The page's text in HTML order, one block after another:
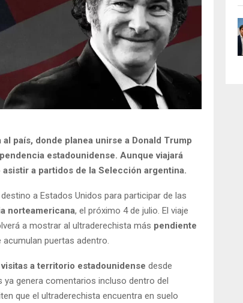
país, donde planea unirse a Donald Trump
estadounidense. Aunque viajará
a partidos de la Selección argentina.
a Estados Unidos para participar de las
norteamericana, el próximo 4 de julio. El viaje
a mostrar al ultraderechista más pendiente
puertas adentro.
a territorio estadounidense desde
ya genera comentarios incluso dentro del
que el ultraderechista encuentra en suelo